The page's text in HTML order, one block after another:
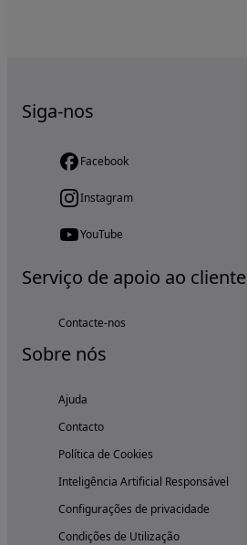
Siga-nos
Facebook
Instagram
YouTube
Serviço de apoio ao cliente
Contacte-nos
Sobre nós
Ajuda
Contacto
Política de Cookies
Inteligência Artificial Responsável
Configurações de privacidade
Condições de Utilização